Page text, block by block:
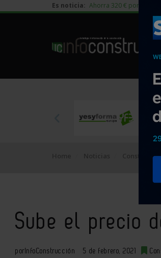
Es noticia: Ahorra 320 € por
Sube el precio
porInfoConstrucción 5 de febrero, 2021